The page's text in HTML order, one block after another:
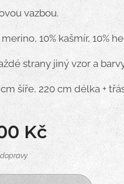
vazbou.
10% kašmír, 10%
strany jiný vzor a
cm šíře, 220 cm délka +
Kč